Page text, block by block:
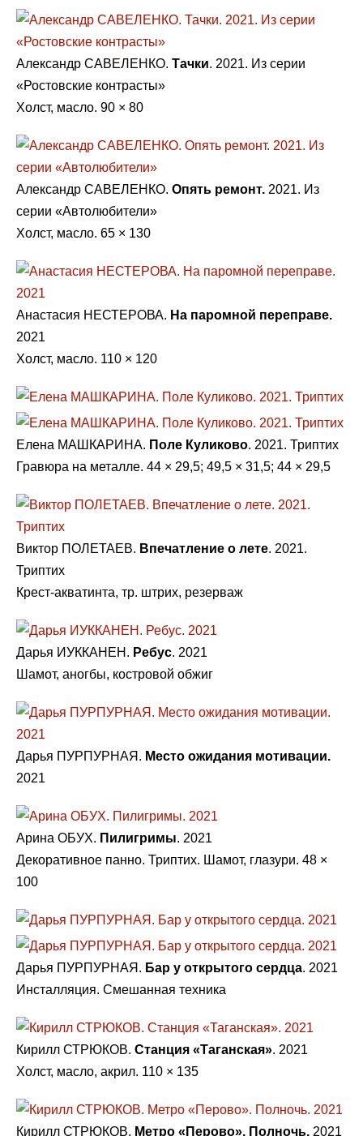
Александр САВЕЛЕНКО. Тачки. 2021. Из серии
«Ростовские контрасты»
Холст, масло. 90 × 80
Александр САВЕЛЕНКО. Опять ремонт. 2021. Из
серии «Автолюбители»
Холст, масло. 65 × 130
Анастасия НЕСТЕРОВА. На паромной переправе.
2021
Холст, масло. 110 × 120
Елена МАШКАРИНА. Поле Куликово. 2021. Триптих
Гравюра на металле. 44 × 29,5; 49,5 × 31,5; 44 × 29,5
Виктор ПОЛЕТАЕВ. Впечатление о лете. 2021.
Триптих
Крест-акватинта, тр. штрих, резерваж
Дарья ИУККАНЕН. Ребус. 2021
Шамот, аногбы, костровой обжиг
Дарья ПУРПУРНАЯ. Место ожидания мотивации.
2021
Арина ОБУХ. Пилигримы. 2021
Декоративное панно. Триптих. Шамот, глазури. 48 ×
100
Дарья ПУРПУРНАЯ. Бар у открытого сердца. 2021
Инсталляция. Смешанная техника
Кирилл СТРЮКОВ. Станция «Таганская». 2021
Холст, масло, акрил. 110 × 135
Кирилл СТРЮКОВ. Метро «Перово». Полночь. 2021